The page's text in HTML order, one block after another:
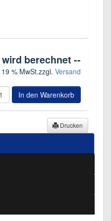
berechnet --
% MwSt.zzgl. Versand
In den Warenkorb
Drucken